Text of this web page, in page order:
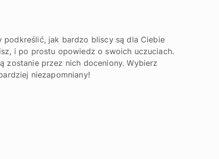
podkreślić, jak bardzo bliscy są dla Ciebie
i po prostu opowiedz o swoich uczuciach.
przez nich doceniony. Wybierz
niezapomniany!